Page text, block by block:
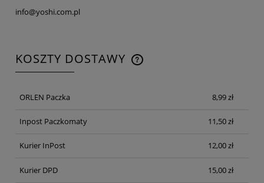
info@yoshi.com.pl
KOSZTY DOSTAWY
CENA NIE ZAWIERA EWENTUALNYCH KOSZTÓW
ORLEN Paczka
8,99 zł
Inpost Paczkomaty 11,50 zł
Kurier InPost 12,00 zł
Kurier DPD 15,00 zł